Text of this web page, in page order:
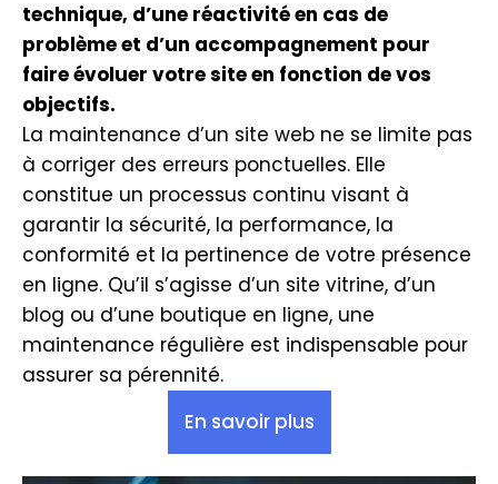
technique, d’une réactivité en cas de
problème et d’un accompagnement pour
faire évoluer votre site en fonction de vos
objectifs.
La maintenance d’un site web ne se limite pas
à corriger des erreurs ponctuelles. Elle
constitue un processus continu visant à
garantir la sécurité, la performance, la
conformité et la pertinence de votre présence
en ligne. Qu’il s’agisse d’un site vitrine, d’un
blog ou d’une boutique en ligne, une
maintenance régulière est indispensable pour
assurer sa pérennité.
En savoir plus